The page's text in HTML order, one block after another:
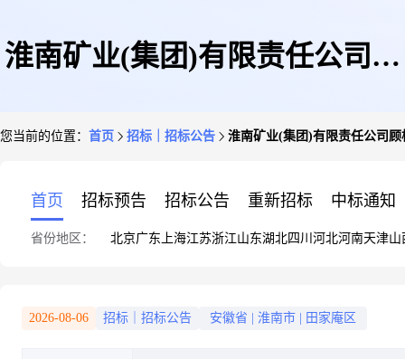
淮南矿业(集团)有限责任公司顾
您当前的位置： 首页 招标｜招标公告 淮南矿业(集团)有限责任公司
首页 招标预告 招标公告 重新招标 中标通知
省份地区： 北京广东 上海江苏浙江山东湖北四川 河北河南天津山
2026-08-06 招标｜招标公告 安徽省 淮南市 田家庵区